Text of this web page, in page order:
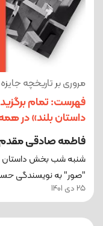
مروری بر تاریخچه
فهرست: تمام
داستان بلند» در
فاطمه صادقی
شنبه شب بخش داستان
"صور" به نویسندگی
25 دی 1401